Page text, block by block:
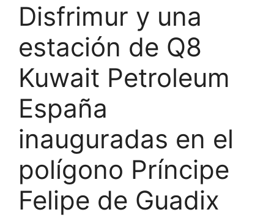
Disfrimur y una
estación de Q8
Kuwait Petroleum
España
inauguradas en el
polígono Príncipe
Felipe de Guadix